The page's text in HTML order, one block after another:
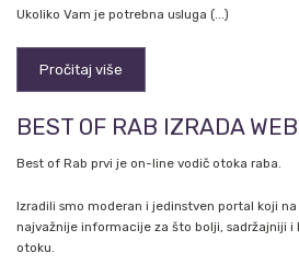
Ukoliko Vam je potrebna usluga (...)
Pročitaj više
BEST OF RAB IZRADA
Best of Rab prvi je on-line vodič otoka raba.
Izradili smo moderan i jedinstven portal koji
najvažnije informacije za što bolji, sadržajniji
otoku.